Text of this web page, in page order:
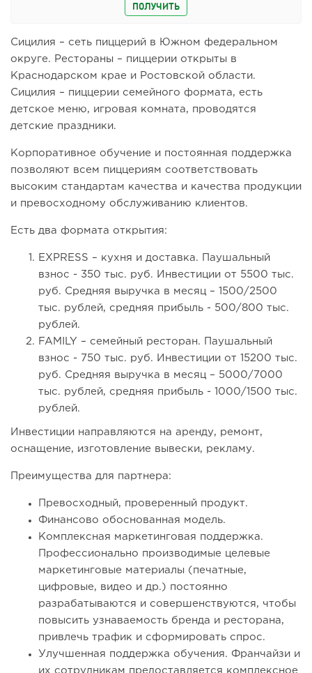
ПОЛУЧИТЬ
Сицилия – сеть пиццерий в Южном федеральном
округе. Рестораны – пиццерии открыты в
Краснодарском крае и Ростовской области.
Сицилия – пиццерии семейного формата, есть
детское меню, игровая комната, проводятся
детские праздники.
Корпоративное обучение и постоянная поддержка
позволяют всем пиццериям соответствовать
высоким стандартам качества и качества продукции
и превосходному обслуживанию клиентов.
Есть два формата открытия:
EXPRESS – кухня и доставка. Паушальный
взнос - 350 тыс. руб. Инвестиции от 5500 тыс.
руб. Средняя выручка в месяц – 1500/2500
тыс. рублей, средняя прибыль - 500/800 тыс.
рублей.
FAMILY – семейный ресторан. Паушальный
взнос - 750 тыс. руб. Инвестиции от 15200 тыс.
руб. Средняя выручка в месяц – 5000/7000
тыс. рублей, средняя прибыль - 1000/1500 тыс.
рублей.
Инвестиции направляются на аренду, ремонт,
оснащение, изготовление вывески, рекламу.
Преимущества для партнера:
Превосходный, проверенный продукт.
Финансово обоснованная модель.
Комплексная маркетинговая поддержка.
Профессионально производимые целевые
маркетинговые материалы (печатные,
цифровые, видео и др.) постоянно
разрабатываются и совершенствуются, чтобы
повысить узнаваемость бренда и ресторана,
привлечь трафик и сформировать спрос.
Улучшенная поддержка обучения. Франчайзи и
их сотрудникам предоставляется комплексное